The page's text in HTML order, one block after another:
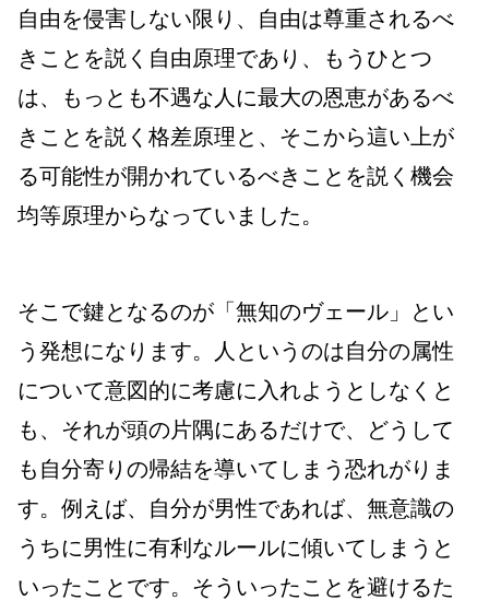
自由を侵害しない限り、自由は尊重されるべ
きことを説く自由原理であり、もうひとつ
は、もっとも不遇な人に最大の恩恵があるべ
きことを説く格差原理と、そこから這い上が
る可能性が開かれているべきことを説く機会
均等原理からなっていました。
そこで鍵となるのが「無知のヴェール」とい
う発想になります。人というのは自分の属性
について意図的に考慮に入れようとしなくと
も、それが頭の片隅にあるだけで、どうして
も自分寄りの帰結を導いてしまう恐れがりま
す。例えば、自分が男性であれば、無意識の
うちに男性に有利なルールに傾いてしまうと
いったことです。そういったことを避けるた